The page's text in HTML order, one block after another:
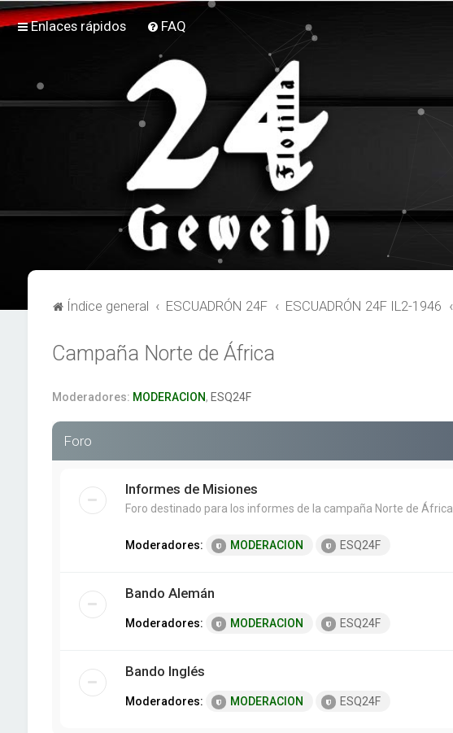
Enlaces rápidos FAQ
Índice general ESCUADRÓN 24F ESCUADRÓN 24F IL2-1946
Campaña Norte de África
Moderadores: MODERACION, ESQ24F
Foro
Informes de Misiones
Foro destinado para los informes de la campaña Norte de África.
Moderadores: MODERACION ESQ24F
Bando Alemán
Moderadores: MODERACION ESQ24F
Bando Inglés
Moderadores: MODERACION ESQ24F